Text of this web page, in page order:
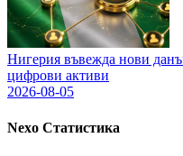
Нигерия въвежда нови
цифрови активи
2026-08-05
Nexo Статистика